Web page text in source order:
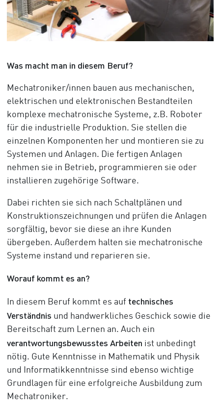
Was macht man in diesem Beruf?
Mechatroniker/innen bauen aus mechanischen,
elektrischen und elektronischen Bestandteilen
komplexe mechatronische Systeme, z.B. Roboter
für die industrielle Produktion. Sie stellen die
einzelnen Komponenten her und montieren sie zu
Systemen und Anlagen. Die fertigen Anlagen
nehmen sie in Betrieb, programmieren sie oder
installieren zugehörige Software.
Dabei richten sie sich nach Schaltplänen und
Konstruktionszeichnungen und prüfen die Anlagen
sorgfältig, bevor sie diese an ihre Kunden
übergeben. Außerdem halten sie mechatronische
Systeme instand und reparieren sie.
Worauf kommt es an?
In diesem Beruf kommt es auf technisches
Verständnis und handwerkliches Geschick sowie die
Bereitschaft zum Lernen an. Auch ein
verantwortungsbewusstes Arbeiten ist unbedingt
nötig. Gute Kenntnisse in Mathematik und Physik
und Informatikkenntnisse sind ebenso wichtige
Grundlagen für eine erfolgreiche Ausbildung zum
Mechatroniker.